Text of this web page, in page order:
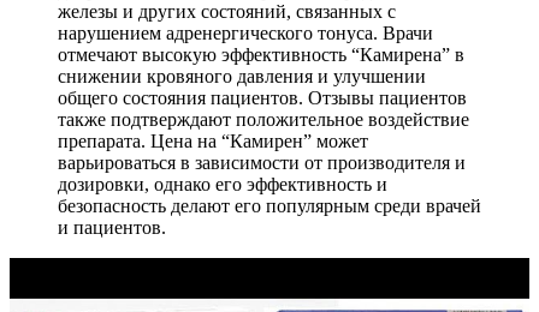
железы и других состояний, связанных с
нарушением адренергического тонуса. Врачи
отмечают высокую эффективность “Камирена” в
снижении кровяного давления и улучшении
общего состояния пациентов. Отзывы пациентов
также подтверждают положительное воздействие
препарата. Цена на “Камирен” может
варьироваться в зависимости от производителя и
дозировки, однако его эффективность и
безопасность делают его популярным среди врачей
и пациентов.